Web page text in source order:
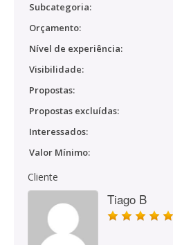
Subcategoria:
Orçamento:
Nível de experiência:
Visibilidade:
Propostas:
Propostas excluídas:
Interessados:
Valor Mínimo:
Cliente
Tiago B